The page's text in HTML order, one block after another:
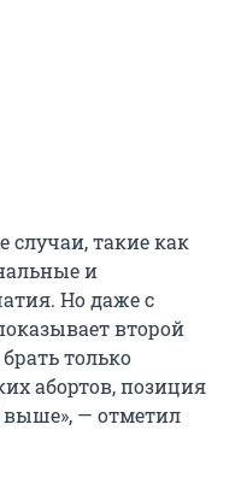
случаи, такие как
и
Но даже с
второй
только
абортов, позиция
— отметил